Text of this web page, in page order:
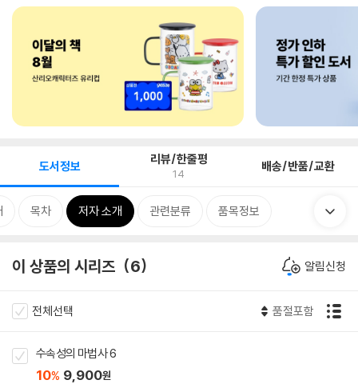
도서정보 리뷰/한줄평
14 배송/반품/교환
목차 저자 소개 관련분류 품목정보
이 상품의 시리즈 6 알림신청
전체선택 품절포함
수속성의 마법사 6
10% 9,900원